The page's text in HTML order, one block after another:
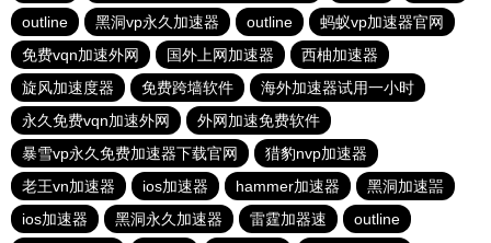
outline
黑洞vp永久加速器 outline
蚂蚁vp加速器官网
免费vqn加速外网
国外上网加速器
西柚加速器
旋风加速度器
免费跨墙软件
海外加速器试用一小时
永久免费vqn加速外网
外网加速免费软件
暴雪vp永久免费加速器下载官网
猎豹nvp加速器
老王vn加速器
ios加速器 hammer加速器
黑洞加速噐
ios加速器
黑洞永久加速器 雷霆加器速 outline